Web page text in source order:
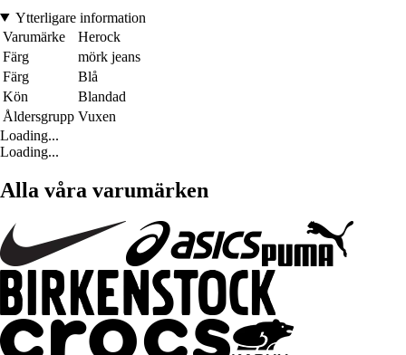
Ytterligare information
Varumärke
Herock
Färg
mörk jeans
Färg
Blå
Kön
Blandad
Åldersgrupp Vuxen
Loading...
Loading...
Alla våra varumärken